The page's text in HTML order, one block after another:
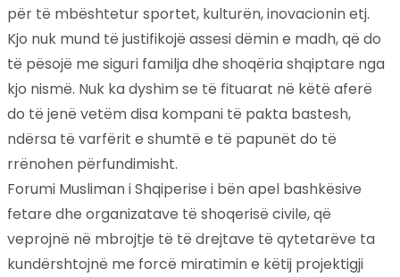
për të mbështetur sportet, kulturën, inovacionin etj.
Kjo nuk mund të justifikojë assesi dëmin e madh, që do
të pësojë me siguri familja dhe shoqëria shqiptare nga
kjo nismë. Nuk ka dyshim se të fituarat në këtë aferë
do të jenë vetëm disa kompani të pakta bastesh,
ndërsa të varfërit e shumtë e të papunët do të
rrënohen përfundimisht.
Forumi Musliman i Shqiperise i bën apel bashkësive
fetare dhe organizatave të shoqerisë civile, që
veprojnë në mbrojtje të të drejtave të qytetarëve ta
kundërshtojnë me forcë miratimin e këtij projektigji